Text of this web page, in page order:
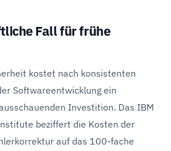
Fall für frühe
kostet nach konsistenten
Softwareentwicklung ein
Investition. Das IBM
beziffert die Kosten der
auf das 100-fache